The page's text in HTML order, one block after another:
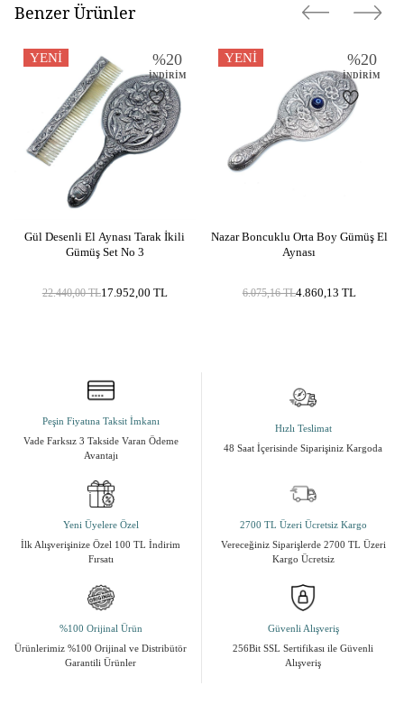
Benzer Ürünler
YENI %20
İNDIRIM
Gül Desenli El Aynası Tarak İkili
Gümüş Set No 3
22.440,00TL17.952,00 TL
YENI %20
İNDIRIM
Nazar Boncuklu Orta Boy Gümüş El
Aynası
6.075,16TL4.860,13 TL
Peşin Fiyatına Taksit İmkanı
Vade Farksız 3 Takside Varan Ödeme
Avantajı
Hızlı Teslimat
48 Saat İçerisinde Siparişiniz Kargoda
Yeni Üyelere Özel
İlk Alışverişinize Özel 100 TL İndirim
Fırsatı
2700 TL Üzeri Ücretsiz Kargo
Vereceğiniz Siparişlerde 2700 TL Üzeri
Kargo Ücretsiz
%100 Orijinal Ürün
Ürünlerimiz %100 Orijinal ve Distribütör
Garantili Ürünler
Güvenli Alışveriş
256Bit SSL Sertifikası ile Güvenli
Alışveriş